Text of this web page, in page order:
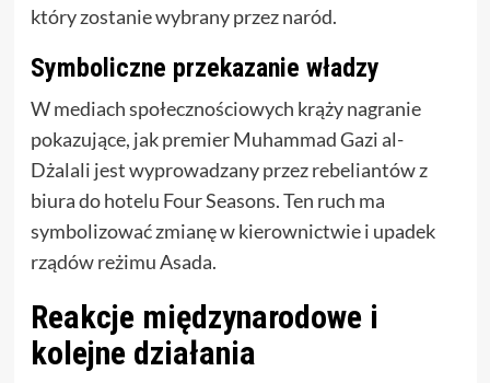
który zostanie wybrany przez naród.
Symboliczne przekazanie władzy
W mediach społecznościowych krąży nagranie
pokazujące, jak premier Muhammad Gazi al-
Dżalali jest wyprowadzany przez rebeliantów z
biura do hotelu Four Seasons. Ten ruch ma
symbolizować zmianę w kierownictwie i upadek
rządów reżimu Asada.
Reakcje międzynarodowe i
kolejne działania